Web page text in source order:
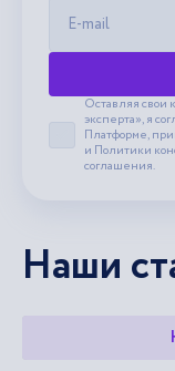
Принять
Оставляя свои
эксперта», я
Платформе,
и Политики
соглашения.
Наши